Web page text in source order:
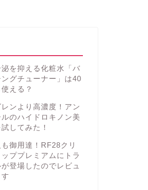
泌を抑える化粧水「バ
ングチューナー」は40
える？
レンより高濃度！アン
のハイドロキノン美
してみた！
御用達！RF28クリ
ププレミアムにトラ
登場したのでレビュ